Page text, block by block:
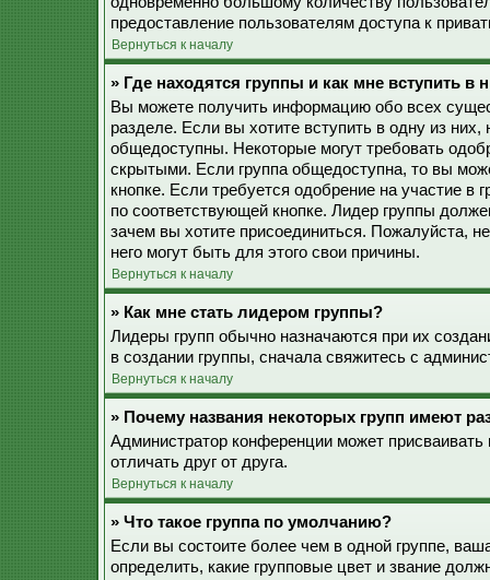
предоставление пользователям доступа к
Вернуться к началу
» Где находятся группы и как мне вступить в
Вы можете получить информацию обо всех
разделе. Если вы хотите вступить в одну из
общедоступны. Некоторые могут требовать
скрытыми. Если группа общедоступна, то вы
кнопке. Если требуется одобрение на участие в
по соответствующей кнопке. Лидер группы
зачем вы хотите присоединиться. Пожалуйста,
него могут быть для этого свои причины.
Вернуться к началу
» Как мне стать лидером группы?
Лидеры групп обычно назначаются при их
в создании группы, сначала свяжитесь с
Вернуться к началу
» Почему названия некоторых групп имеют
Администратор конференции может
отличать друг от друга.
Вернуться к началу
» Что такое группа по умолчанию?
Если вы состоите более чем в одной группе,
определить, какие групповые цвет и звание